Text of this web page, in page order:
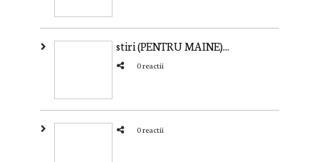
stiri (PENTRU MAINE)...
0 reactii
0 reactii